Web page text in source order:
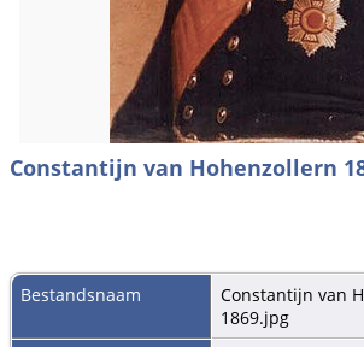
Constantijn van Hohenzollern
Bestandsnaam
Constantijn van
1869.jpg